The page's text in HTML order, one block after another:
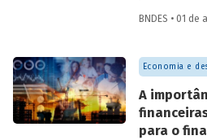
resultados
dispersão
BNDES • 01 de
Economia e
A
para o